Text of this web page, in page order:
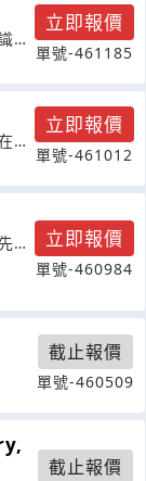
還
立即報價
單號-461185
台
立即報價
單號-461012
導
立即報價
單號-460984
截止報價
單號-460509
截止報價